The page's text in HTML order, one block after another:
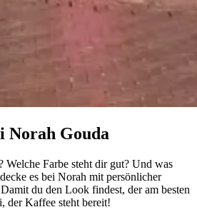
Norah Gouda
Welche Farbe steht dir gut? Und was
es bei Norah mit persönlicher
du den Look findest, der am besten
der Kaffee steht bereit!